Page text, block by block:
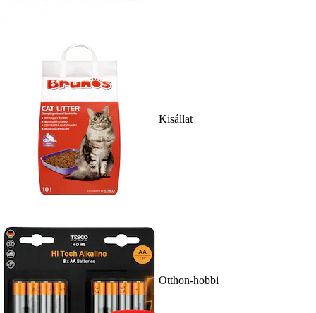
Kisállat
Otthon-hobbi